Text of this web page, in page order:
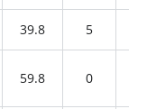
39.8 5
59.8 0